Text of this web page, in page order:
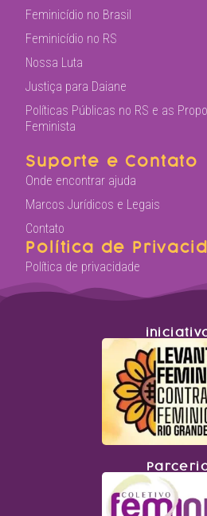
Feminicídio no Brasil
Feminicídio no RS
Nossa Luta
Justiça para Daiane
Políticas Públicas no RS e as
Feminista
Suporte e Contato
Onde encontrar ajuda
Marcos Jurídicos e Legais
Contato
Política de
Política de privacidade